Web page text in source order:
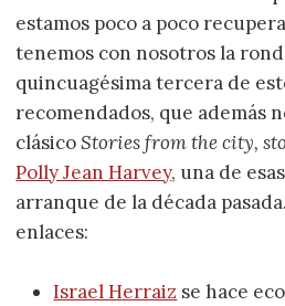
estamos poco a poco
tenemos con nosotros la
quincuagésima tercera de
recomendados, que además
clásicoStories from the city,
Polly Jean Harvey, una de
arranque de la década
enlaces:
Israel Herraiz se hace